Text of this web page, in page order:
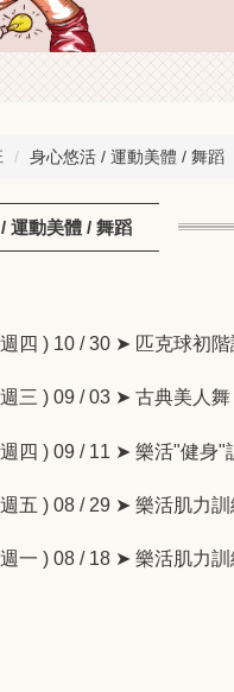
身心悠活 / 運動美體 / 舞蹈
運動美體 / 舞蹈
週四 ) 10 / 30 ➤ 匹克球初
週三 ) 09 / 03 ➤ 古典美人
週四 ) 09 / 11 ➤ 樂活"健身
週五 ) 08 / 29 ➤ 樂活肌力
週一 ) 08 / 18 ➤ 樂活肌力